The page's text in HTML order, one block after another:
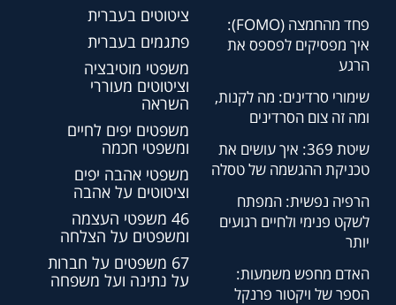
פחד מהחמצה (FOMO):
איך מפסיקים לפספס את
הרגע
שימורי סרדינים: מה לקנות,
ומה זה צום הסרדינים
שיטת 369: איך עושים את
טכניקת ההגשמה של טסלה
הרפיה נפשית: המפתח
לשקט פנימי ולחיים רגועים
יותר
האדם מחפש משמעות:
הספר של ויקטור פרנקל
ציטוטים בעברית
פתגמים בעברית
משפטי מוטיבציה
וציטוטים מעוררי
השראה
משפטים יפים לחיים
ומשפטי חכמה
משפטי אהבה יפים
וציטוטים על אהבה
46 משפטי העצמה
ומשפטים על הצלחה
67 משפטים על חברות
על נתינה ועל משפחה